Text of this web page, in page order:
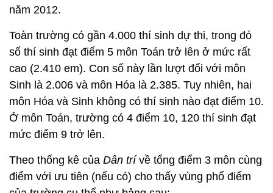
năm 2012.
Toàn trường có gần 4.000 thí sinh dự thi, trong đó
số thí sinh đạt điểm 5 môn Toán trở lên ở mức rất
cao (2.410 em). Con số này lần lượt đối với môn
Sinh là 2.006 và môn Hóa là 2.385. Tuy nhiên, hai
môn Hóa và Sinh không có thí sinh nào đạt điểm 10.
Ở môn Toán, trường có 4 điểm 10, 120 thí sinh đạt
mức điểm 9 trở lên.
Theo thống kê của Dân trívề tổng điểm 3 môn cùng
điểm với ưu tiên (nếu có) cho thấy vùng phổ điểm